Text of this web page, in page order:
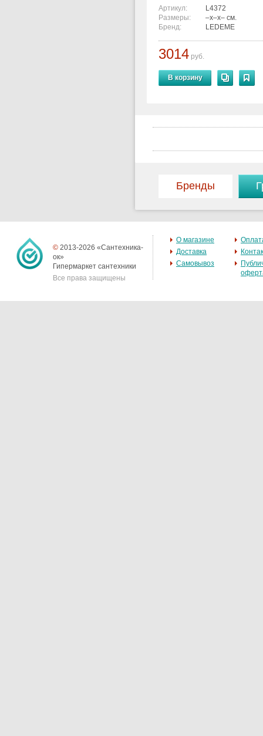
Артикул:
L4372
Размеры:
–x–x– см.
Бренд:
LEDEME
3014 руб.
В корзину
Бренды
© 2013-2026 «Сантехника-
ок»
Гипермаркет сантехники
Все права защищены
О магазине
Доставка
Самовывоз